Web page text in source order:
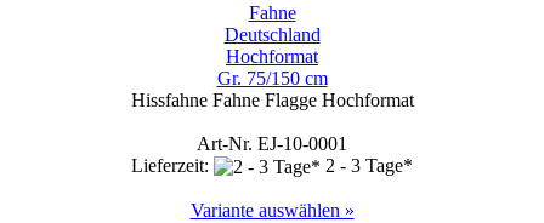
Fahne
Deutschland
Hochformat
Gr. 75/150 cm
Hissfahne Fahne Flagge Hochformat
Art-Nr. EJ-10-0001
Lieferzeit:
2 - 3 Tage*
Variante auswählen »